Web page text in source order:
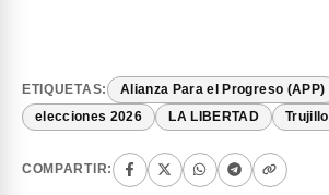
ETIQUETAS: Alianza Para el Progreso (APP)
elecciones 2026 LA LIBERTAD Trujillo
COMPARTIR: